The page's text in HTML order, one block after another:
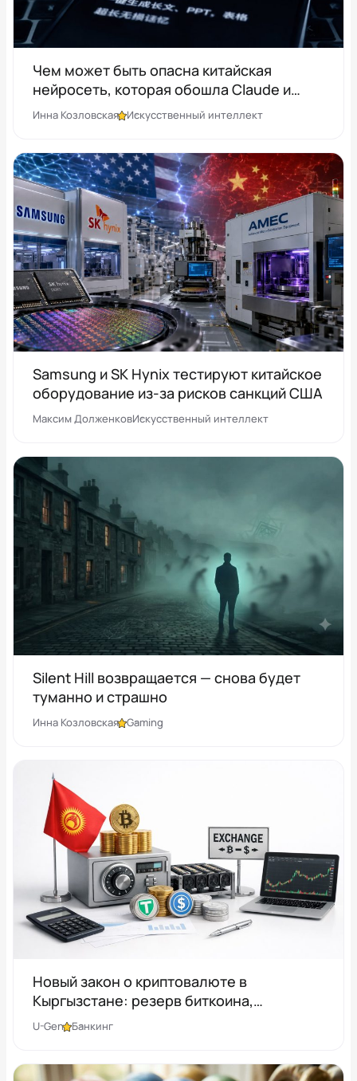
Чем может быть опасна китайская
нейросеть, которая обошла Claude и
GPT?
Инна Козловская Искусственный интеллект
Samsung и SK Hynix тестируют китайское
оборудование из-за рисков санкций США
Максим ДолженковИскусственный интеллект
Silent Hill возвращается — снова будет
туманно и страшно
Инна Козловская Gaming
Новый закон о криптовалюте в
Кыргызстане: резерв биткоина,
стейблкоины, госмайнинг и обменники
U-Gen Банкинг